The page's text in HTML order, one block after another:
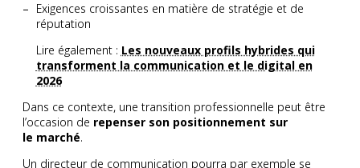
Exigences croissantes en matière de stratégie et de
réputation
Lire également : Les nouveaux profils hybrides qui
transforment la communication et le digital en
2026
Dans ce contexte, une transition professionnelle peut être
l’occasion de repenser son positionnement sur
le marché.
Un directeur de communication pourra par exemple se